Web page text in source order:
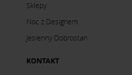
Sklepy
Noc z Designem
Jesienny Dobrostan
KONTAKT